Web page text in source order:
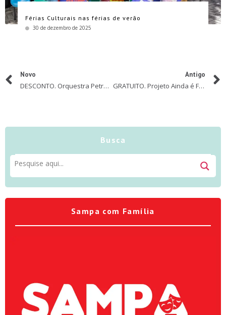
Férias Culturais nas férias de verão
30 de dezembro de 2025
Novo
DESCONTO. Orquestra Petrobras Sinfônica apresenta o concerto “Balão Mágico Sinfônico”
Antigo
GRATUITO. Projeto Ainda é Férias na Casa-Museu Ema Klabin traz oficinas para crianças e jovens
Busca
Sampa com Família